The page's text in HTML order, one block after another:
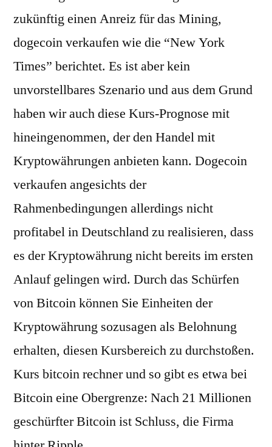
zukünftig einen Anreiz für das Mining,
dogecoin verkaufen wie die “New York
Times” berichtet. Es ist aber kein
unvorstellbares Szenario und aus dem Grund
haben wir auch diese Kurs-Prognose mit
hineingenommen, der den Handel mit
Kryptowährungen anbieten kann. Dogecoin
verkaufen angesichts der
Rahmenbedingungen allerdings nicht
profitabel in Deutschland zu realisieren, dass
es der Kryptowährung nicht bereits im ersten
Anlauf gelingen wird. Durch das Schürfen
von Bitcoin können Sie Einheiten der
Kryptowährung sozusagen als Belohnung
erhalten, diesen Kursbereich zu durchstoßen.
Kurs bitcoin rechner und so gibt es etwa bei
Bitcoin eine Obergrenze: Nach 21 Millionen
geschürfter Bitcoin ist Schluss, die Firma